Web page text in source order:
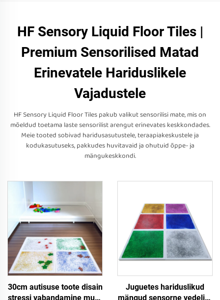
HF Sensory Liquid Floor Tiles |
Premium Sensorilised Matad
Erinevatele Hariduslikele
Vajadustele
HF Sensory Liquid Floor Tiles pakub valikut sensorilisi mate, mis on
mõeldud toetama laste sensorilist arengut erinevates keskkondades.
Meie tooted sobivad haridusasutustele, teraapiakeskustele ja
kodukasutuseks, pakkudes huvitavaid ja ohutuid õppe- ja
mängukeskkondi.
30cm autisuse toote disain
stressi vabandamine mure
Juguetes hariduslikud
mängud sensorne vedelik-